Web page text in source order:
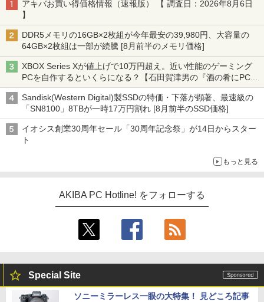
アキバお買い得価格情報（速報版） 【 調査日：2026年8月6日
】
DDR5メモリの16GB×2枚組が今年最安の39,980円、大容量の
64GB×2枚組は一部が続騰 [8月前半のメモリ価格]
XBOX Series Xが値上げで10万円超え。近い性能のゲーミング
PCを自作するといくらになる？【石田賀津男の『酒の肴にPCゲ
ーム』】
Sandisk(Western Digital)製SSDの特価・下落が顕著、最速級の
「SN8100」8TBが一時17万円割れ [8月前半のSSD価格]
イオシス創業30周年セール「30周年記念祭」が14日からスター
ト
もっと見る
AKIBA PC Hotline! をフォローする
Special Site
ソニーミラーレス一眼の大特集！ 見どころ記事